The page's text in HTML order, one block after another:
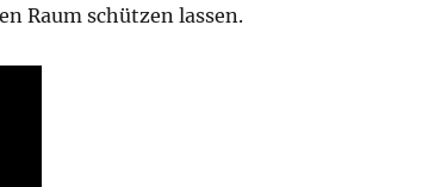
Raum schützen lassen.